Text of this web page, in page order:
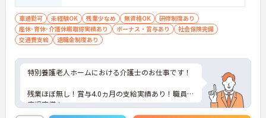
車通勤可 未経験OK 残業少なめ 無資格OK
研修制度あり
産休･育休･介護休暇取得実績あり
ボーナス・賞与あり
社会保険完備
交通費支給
退職金制度あり
特別養護老人ホームにおける介護士のお仕事です！
残業ほぼ無し！賞与4.0ヵ月の支給実績あり！職員駐
車場完備！